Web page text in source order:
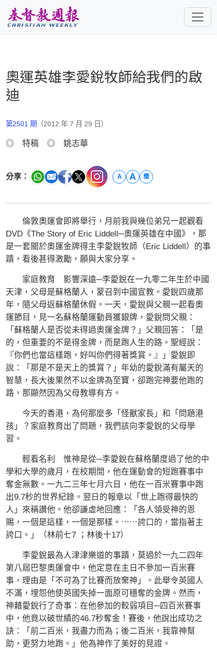
奧運英雄李愛銳牧師給我們的啟
迪
第2501 期 （2012 年 7 月 29 日）
◎ 特稿 ◎ 姚志華
分享： A A 簡
倫敦奧運會即將舉行，月前我與幾位弟兄一起觀看
DVD《The Story of Eric Liddell─奧運英雄在中國》，那
是一套關於奧運金牌得主李愛銳牧師（Eric Liddell）的事
蹟，看後甚得激勵，願與大家分享。
家庭教育 影響深遠─李愛銳在一九零二年生於中國
天津，父母是蘇格蘭人，蒙召到中國宣教。愛銳四歲那
年，隨父母返蘇格蘭休假。一天，愛銳與父親一起看奧
運節目，見一名蘇格蘭運動員獲銀牌，愛銳問父親：
「蘇格蘭人是否從未得過奧運金牌？」父親回答：「是
的，但重要的不是得金牌，而是跑人生的路。聖經說：
『你們也當這樣跑，好叫你們得著獎賞。』」愛銳即
說：「那是不是天上的獎賞？」年幼的愛銳滿有屬天的
智慧，長大後果然不以金牌為至寶，卻跑完神要他跑的
路，那顯然因為父母教導有方。
今天的香港，為何那麼多「怪獸家長」和「問題港
孩」？家庭教育出了問題，我們該向李愛銳的父母學
習。
輕看名利 惟神是從─李愛銳在蘇格蘭度過了他的中
學和大學的歲月，在校期間，他在運動會的短跑賽事中
奪金無數。一九二三年七月六日，他在一百米賽事中跑
出9.7秒的世界紀錄。翌日的報章以「世上跑得最快的
人」來稱讚他。他卻謙虛地回應：「各人領受神的恩
賜，一個是這樣，一個是那樣。⋯⋯誇口的，當指著主
誇口。」（林前七7 ；林後十17）
李愛銳最為人津津樂道的事蹟，莫過於一九二四年
第八屆巴黎奧運會中，他定意在主日不參加一百米賽
事，理由是「不可為了比賽而放棄神」。此舉令英國人
不滿，埋怨他使英國失掉一面原可穩奪的金牌。然而，
神藉愛銳行了奇事：在他參加的較弱項目─四百米賽事
中，他竟以破世績的46.7秒奪金！賽後，他說出成功之
訣：「前二百米，我盡力而為；後二百米，我靠神幫
助，更努力地跑。」他為神作了美好的見證。